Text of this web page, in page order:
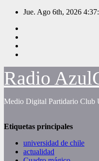
Saltar
contenido
Jue. Ago 6th, 2026
Radio
Medio Digital Partidario Club
Etiquetas principales
universidad de chile
actualidad